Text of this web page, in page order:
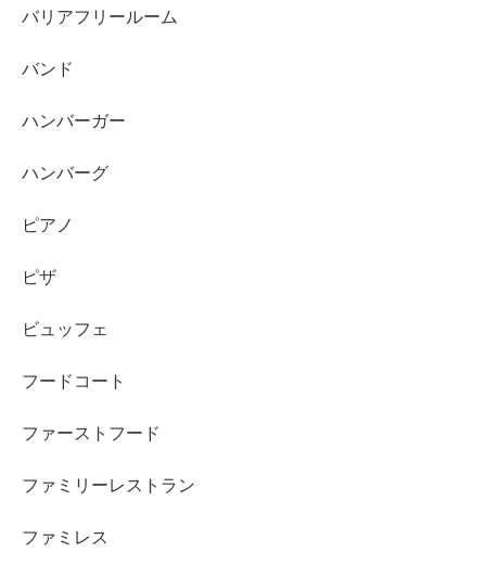
バリアフリールーム
バンド
ハンバーガー
ハンバーグ
ピアノ
ピザ
ビュッフェ
フードコート
ファーストフード
ファミリーレストラン
ファミレス